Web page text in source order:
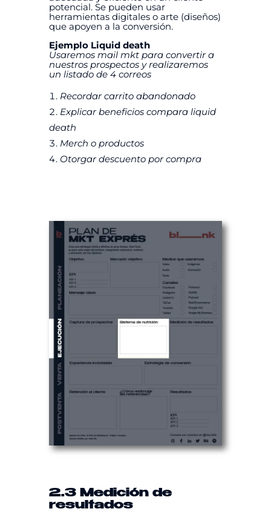
potencial. Se pueden usar
herramientas digitales o arte (diseños)
que apoyen a la conversión.
Ejemplo Liquid death
Usaremos mail mkt para convertir a
nuestros prospectos y realizaremos
un listado de 4 correos
Recordar carrito abandonado
Explicar beneficios compara liquid
death
Merch o productos
Otorgar descuento por compra
2.3 Medición de
resultados